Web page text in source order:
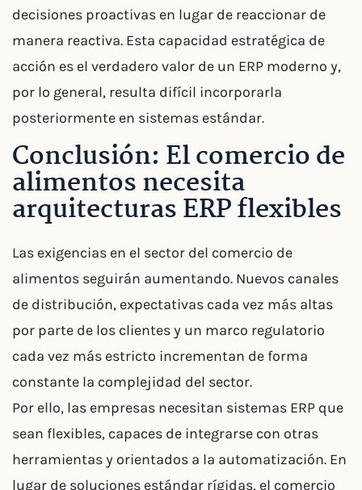
decisiones proactivas en lugar de reaccionar de
manera reactiva. Esta capacidad estratégica de
acción es el verdadero valor de un ERP moderno y,
por lo general, resulta difícil incorporarla
posteriormente en sistemas estándar.
Conclusión: El comercio de
alimentos necesita
arquitecturas ERP flexibles
Las exigencias en el sector del comercio de
alimentos seguirán aumentando. Nuevos canales
de distribución, expectativas cada vez más altas
por parte de los clientes y un marco regulatorio
cada vez más estricto incrementan de forma
constante la complejidad del sector.
Por ello, las empresas necesitan sistemas ERP que
sean flexibles, capaces de integrarse con otras
herramientas y orientados a la automatización. En
lugar de soluciones estándar rígidas, el comercio